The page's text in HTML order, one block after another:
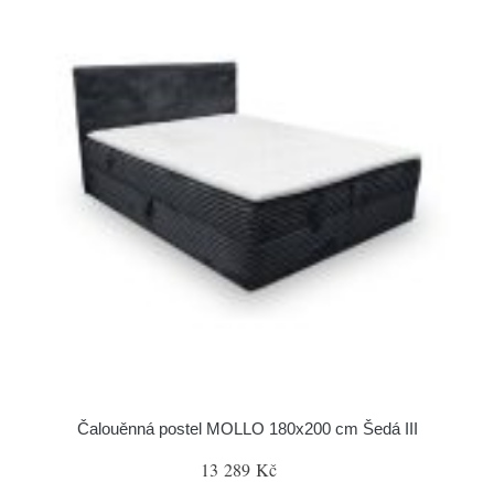
Čalouěnná postel MOLLO 180x200 cm Šedá III
13 289 Kč